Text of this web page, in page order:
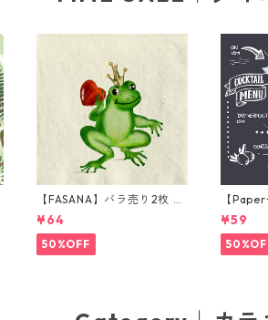
【FASANA】バラ売り2枚 ラ
ンチサイズ ペーパーナプキ
ン Frog prince ナチュラル
¥64
50%OFF
【
り2枚 カ
パーナ
ック
¥59